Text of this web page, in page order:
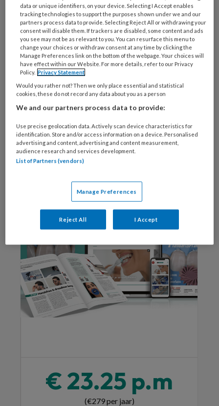
Magazine artikelen online lezen
Extra video-content
E-mailnieuwsbrief
8 x per jaar TandartsPraktijk Magazine
Accreditatiepunten met TP
Kennistoetsen
Onbeperkt online toegang tot best
gelezen artikelen uit andere zorgmedia
(ZorgClips)
Compleet
€ 23.25 p.m
(€279 per jaar)
data or unique identifiers, on your device. Selecting I Accept enables
tracking technologies to support the purposes shown under we and our
partners process data to provide. Selecting Reject All or withdrawing your
consent will disable them. If trackers are disabled, some content and ads
you see may not be as relevant to you. You can resurface this menu to
change your choices or withdraw consent at any time by clicking the
Manage Preferences link on the bottom of the webpage. Your choices will
have effect within our Website. For more details, refer to our Privacy
Policy. Privacy Statement
Would you rather not? Then we only place essential and statistical
cookies, these do not record any data about you as a person
We and our partners process data to provide:
Use precise geolocation data. Actively scan device characteristics for
identification. Store and/or access information on a device. Personalised
advertising and content, advertising and content measurement,
audience research and services development.
List of Partners (vendors)
Manage Preferences
Reject All I Accept